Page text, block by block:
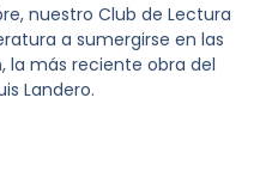
nuestro Club de Lectura
a sumergirse en las
la más reciente obra del
Landero.